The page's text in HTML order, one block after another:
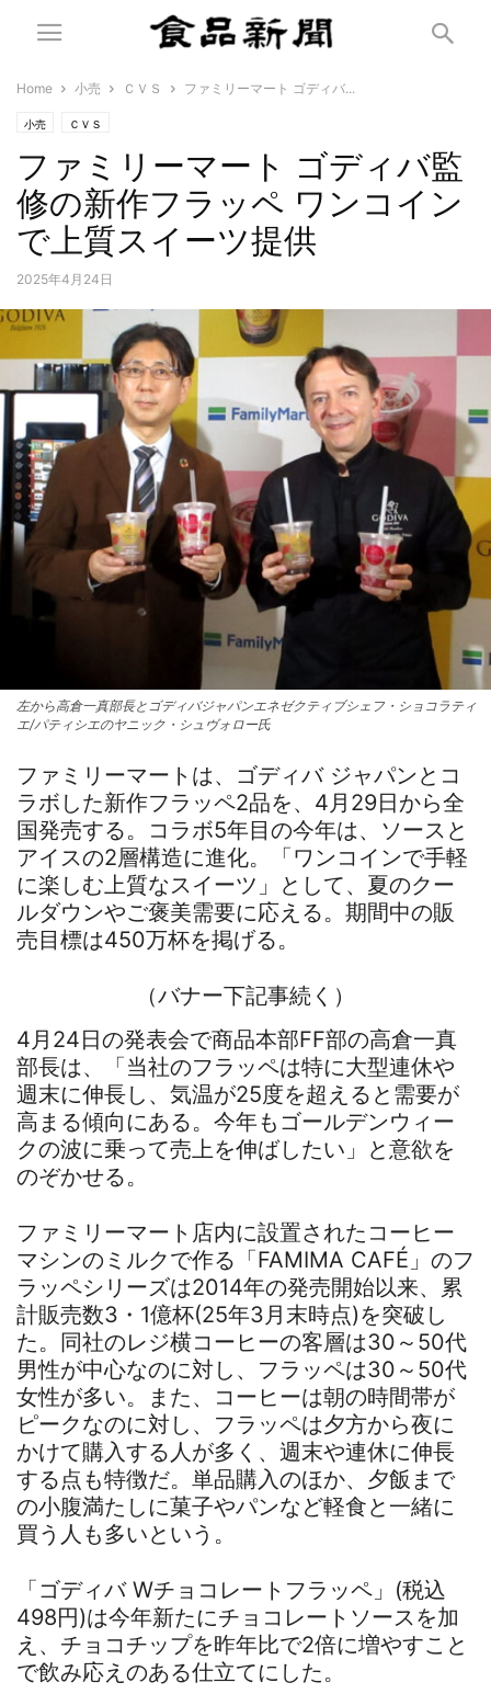
Home 小売 ＣＶＳ ファミリーマート ゴディバ...
小売 ＣＶＳ
ファミリーマート ゴディバ監
修の新作フラッペ ワンコイン
で上質スイーツ提供
2025年4月24日
左から高倉一真部長とゴディバジャパンエネゼクティブシェフ・ショコラティ
エ/パティシエのヤニック・シュヴォロー氏
ファミリーマートは、ゴディバ ジャパンとコ
ラボした新作フラッペ2品を、4月29日から全
国発売する。コラボ5年目の今年は、ソースと
アイスの2層構造に進化。「ワンコインで手軽
に楽しむ上質なスイーツ」として、夏のクー
ルダウンやご褒美需要に応える。期間中の販
売目標は450万杯を掲げる。
（バナー下記事続く）
4月24日の発表会で商品本部FF部の高倉一真
部長は、「当社のフラッペは特に大型連休や
週末に伸長し、気温が25度を超えると需要が
高まる傾向にある。今年もゴールデンウィー
クの波に乗って売上を伸ばしたい」と意欲を
のぞかせる。
ファミリーマート店内に設置されたコーヒー
マシンのミルクで作る「FAMIMA CAFÉ」のフ
ラッペシリーズは2014年の発売開始以来、累
計販売数3・1億杯(25年3月末時点)を突破し
た。同社のレジ横コーヒーの客層は30～50代
男性が中心なのに対し、フラッペは30～50代
女性が多い。また、コーヒーは朝の時間帯が
ピークなのに対し、フラッペは夕方から夜に
かけて購入する人が多く、週末や連休に伸長
する点も特徴だ。単品購入のほか、夕飯まで
の小腹満たしに菓子やパンなど軽食と一緒に
買う人も多いという。
「ゴディバ Wチョコレートフラッペ」(税込
498円)は今年新たにチョコレートソースを加
え、チョコチップを昨年比で2倍に増やすこと
で飲み応えのある仕立てにした。